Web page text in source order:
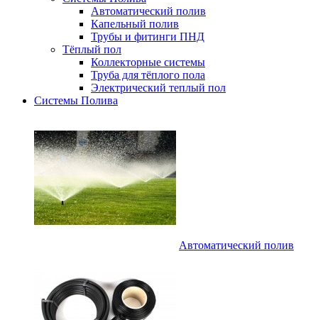
Автоматический полив
Капельный полив
Трубы и фитинги ПНД
Тёплый пол
Коллекторные системы
Труба для тёплого пола
Электрический теплый пол
Системы Полива
Автоматический полив